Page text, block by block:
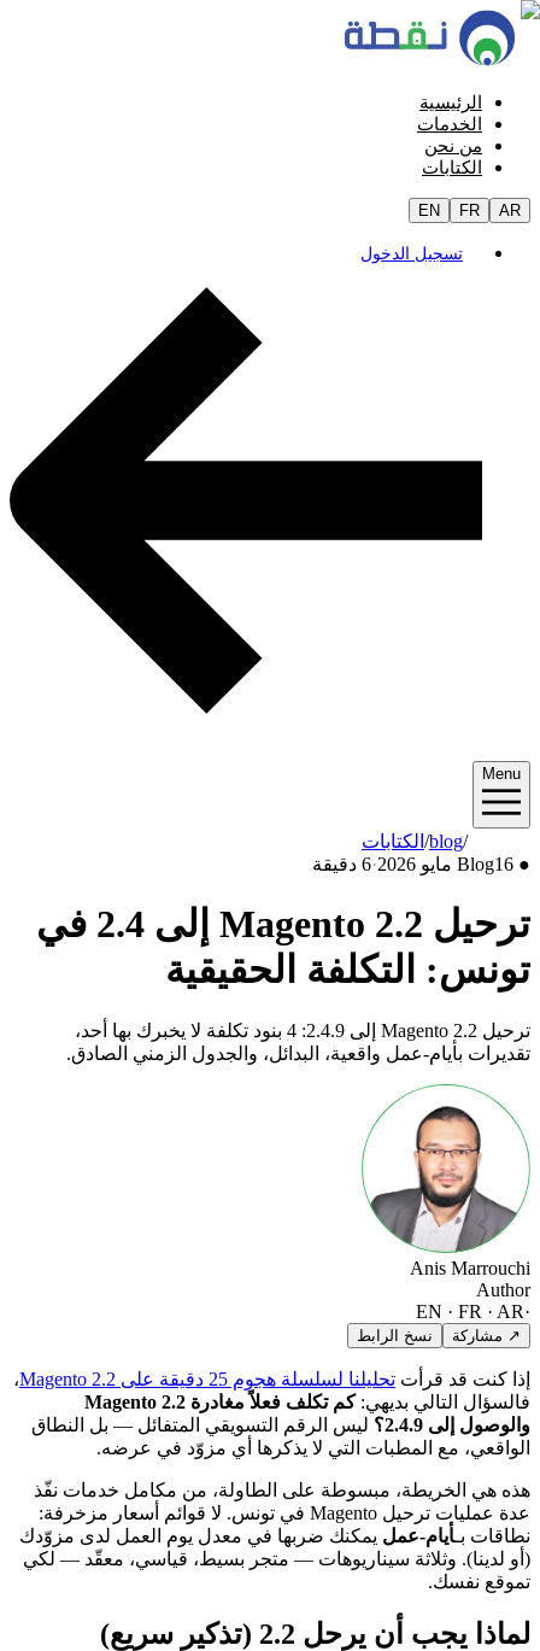
الرئيسية
الخدمات
من نحن
الكتابات
EN FR AR
تسجيل الدخول
Menu
الكتابات/blog
●
Blog16 مايو 2026 ·6 دقيقة
ترحيل Magento 2.2 إلى 2.4 في
تونس: التكلفة الحقيقية
ترحيل Magento 2.2 إلى 2.4.9: 4 بنود تكلفة لا يخبرك بها أحد،
تقديرات بأيام-عمل واقعية، البدائل، والجدول الزمني الصادق.
Anis Marrouchi
Author
EN · FR · AR
↗ مشاركة نسخ الرابط
إذا كنت قد قرأتتحليلنا لسلسلة هجوم 25 دقيقة على Magento 2.2
،
فالسؤال التالي بديهي:
كم تكلف فعلاً مغادرة Magento 2.2
والوصول إلى 2.4.9؟
ليس الرقم التسويقي المتفائل — بل النطاق
الواقعي، مع المطبات التي لا يذكرها أي مزوّد في عرضه.
هذه هي الخريطة، مبسوطة على الطاولة، من مكامل خدمات نفّذ
عدة عمليات ترحيل Magento في تونس. لا قوائم أسعار مزخرفة:
نطاقات بـ أيام-عمل يمكنك ضربها في معدل يوم العمل لدى مزوّدك
(أو لدينا). وثلاثة سيناريوهات — متجر بسيط، قياسي، معقّد — لكي
تموقع نفسك.
لماذا يجب أن يرحل 2.2 (تذكير سريع)